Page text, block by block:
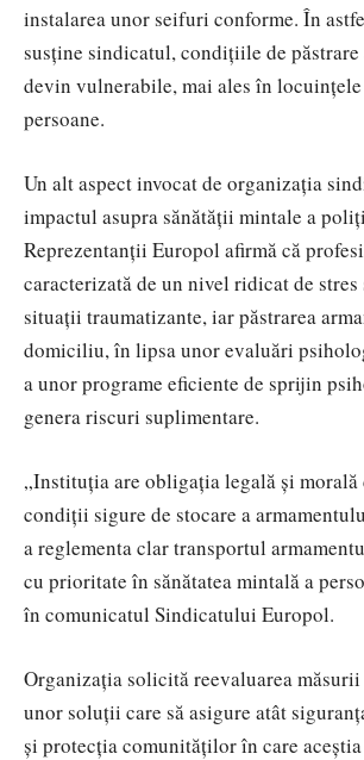
instalarea unor seifuri conforme. În
susține sindicatul, condițiile de păstrare
devin vulnerabile, mai ales în
persoane.
Un alt aspect invocat de organizația
impactul asupra sănătății mintale a
Reprezentanții Europol afirmă că
caracterizată de un nivel ridicat de stres
situații traumatizante, iar păstrarea
domiciliu, în lipsa unor evaluări
a unor programe eficiente de sprijin
genera riscuri suplimentare.
„Instituția are obligația legală și morală
condiții sigure de stocare a
a reglementa clar transportul
cu prioritate în sănătatea mintală a
în comunicatul Sindicatului Europol.
Organizația solicită reevaluarea măsurii
unor soluții care să asigure atât
și protecția comunităților în care